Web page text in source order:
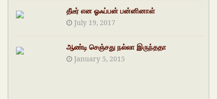
தீடீர் என ஓஃப்பன் பன்னினாள்
July 19, 2017
ஆண்டி செஞ்சது நல்லா இருந்ததா
January 5, 2015